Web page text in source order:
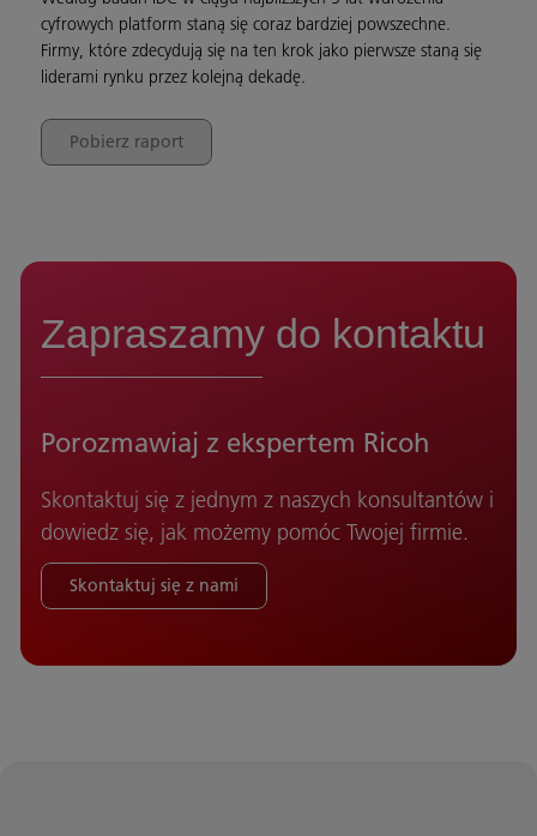
cyfrowych platform staną się coraz bardziej powszechne.
Firmy, które zdecydują się na ten krok jako pierwsze staną się
liderami rynku przez kolejną dekadę.
Pobierz raport
Zapraszamy do kontaktu
Porozmawiaj z ekspertem Ricoh
Skontaktuj się z jednym z naszych konsultantów i
dowiedz się, jak możemy pomóc Twojej firmie.
Skontaktuj się z nami